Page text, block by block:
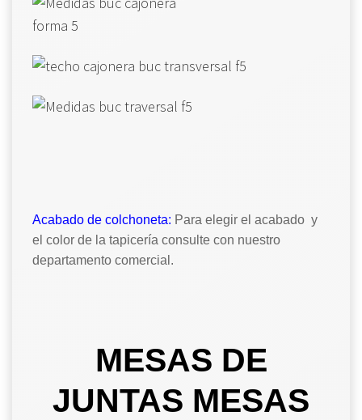
Acabado de colchoneta: Para elegir el acabado y
el color de la tapicería consulte con nuestro
departamento comercial.
MESAS DE
JUNTAS MESAS